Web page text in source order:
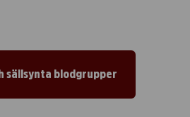
sällsynta blodgrupper